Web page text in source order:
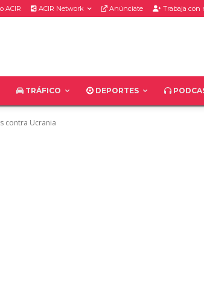
ACIR ACIR Network Anúnciate Trabaja con
TRÁFICO DEPORTES
contra Ucrania